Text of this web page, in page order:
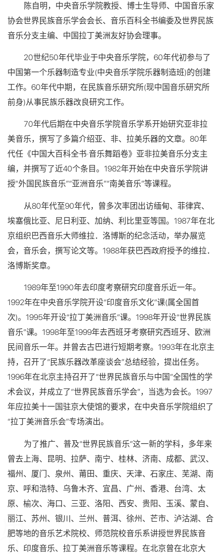
陈自明，中央音乐学院教授、博士生导师、中国音乐家
协会世界民族音乐学会会长、音乐百科全书编委及世界民族
音乐分支主编、中国拉丁美洲友好协会理事。
20世纪50年代毕业于中央音乐学院，60年代初参与了
中国第一个乐器制造专业(中央音乐学院乐器制造班)的创建
工作。60年代中期，在民族音乐研究所(现中国音乐研究所
前身)从事民族乐器改良研究工作。
70年代后期在中央音乐学院音乐学系开始研究亚非拉
美音乐，撰写了多篇介绍亚、非、拉美乐器的文章。80年
代任《中国大百科全书·音乐舞蹈卷》亚非拉美音乐分支主
编，并撰写了近40个条目。1982年开始在中央音乐学院讲
授"外国民族音乐”“亚洲音乐”“南美音乐”等课程。
从80年代至90年代，曾多次率团出访缅甸、菲律宾、
埃塞俄比亚、尼日利亚、加纳、利比里亚等国。1987年在北
京组织巴西音乐大师维拉．洛博斯的纪念活动，举办展览
会，音乐会，撰写论文等。1988年获巴西政府授予的维拉．
洛博斯奖章。
1989年至1990年去印度考察研究印度音乐近一年。
1992年在中央音乐学院开设“印度音乐文化”课(属全国首
次)。1995年开设“拉丁美洲音乐”课。1998年开设“世界民族
音乐”课。1998年至1999年去西班牙考察研究西班牙、欧洲
民间音乐一年。并曾去古巴进行短期考察。1993年在北京主
持，召开了“民族乐器改革座谈会”总结经验，提出任务。
1996年在北京主持召开了“世界民族音乐与中国”全国性的学
术会议，并成立了“世界民族音乐学会”，当选为会长。1997
年应拉美十一国驻京大使馆的要求，在中央音乐学院组织了
“拉丁美洲音乐会”专场演出。
为了推广、普及“世界民族音乐”这一新的学科，多年来
曾去上海、昆明、拉萨、南宁、桂林、济南、成都、武汉、
福州、厦门、泉州、莆田、重庆、天津、石家庄、芜湖、南
京、呼和浩特、乌鲁木齐、宜昌、广州、香港、台湾、太
原、榆次、海口、三亚、洛阳、西安、贵阳、玉溪、蒙自、
丽江、苏州、银川、兰州、普洱、徐州、芒市、泸沽湖、合
肥等地的音乐艺术院校、师范院校音乐系讲授世界民族音
乐、印度音乐、拉丁美洲音乐等课程。在北京曾在北京大